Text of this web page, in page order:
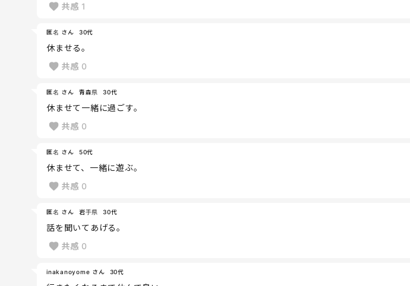
共感 1
匿名 さん 30代
休ませる。
共感 0
匿名 さん 青森県 30代
休ませて一緒に過ごす。
共感 0
匿名 さん 50代
休ませて、一緒に遊ぶ。
共感 0
匿名 さん 岩手県 30代
話を聞いてあげる。
共感 0
inakanoyome さん 30代